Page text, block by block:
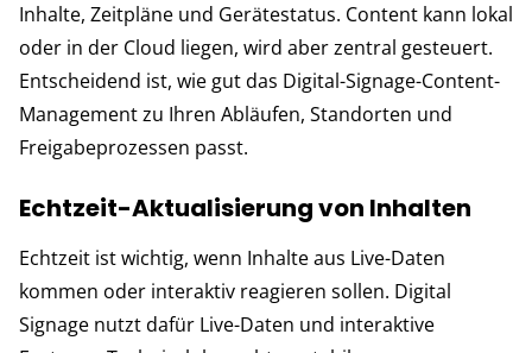
Inhalte, Zeitpläne und Gerätestatus. Content kann lokal
oder in der Cloud liegen, wird aber zentral gesteuert.
Entscheidend ist, wie gut das Digital-Signage-Content-
Management zu Ihren Abläufen, Standorten und
Freigabeprozessen passt.
Echtzeit-Aktualisierung von Inhalten
Echtzeit ist wichtig, wenn Inhalte aus Live-Daten
kommen oder interaktiv reagieren sollen. Digital
Signage nutzt dafür Live-Daten und interaktive